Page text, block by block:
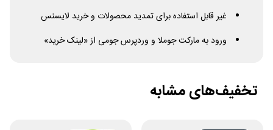
غیر قابل استفاده برای تمدید محصولات و خرید لایسنس
ورود به مارکت جوملا و وردپرس جومی از «لینک خرید»
تخفیف‌های مشابه